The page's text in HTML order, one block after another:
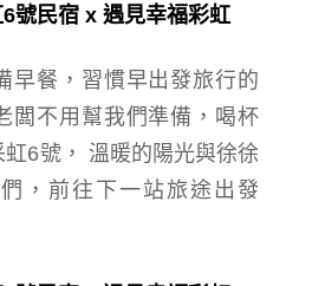
早餐，習慣早出發旅行的
闆不用幫我們準備，喝杯
6號， 溫暖的陽光與徐徐
，前往下一站旅途出發